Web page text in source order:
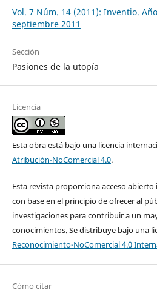
Vol. 7 Núm. 14 (2011): Inventio.
septiembre 2011
Sección
Pasiones de la utopía
Licencia
Esta obra está bajo una licencia
Atribución-NoComercial 4.0.
Esta revista proporciona acceso
con base en el principio de ofrecer al
investigaciones para contribuir a un
conocimientos. Se distribuye bajo una
Reconocimiento-NoComercial 4.0
Cómo citar